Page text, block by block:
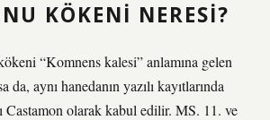
KÖKENI NERESI?
“Komnens kalesi” anlamına gelen
aynı hanedanın yazılı kayıtlarında
Castamon olarak kabul edilir. MS. 11. ve